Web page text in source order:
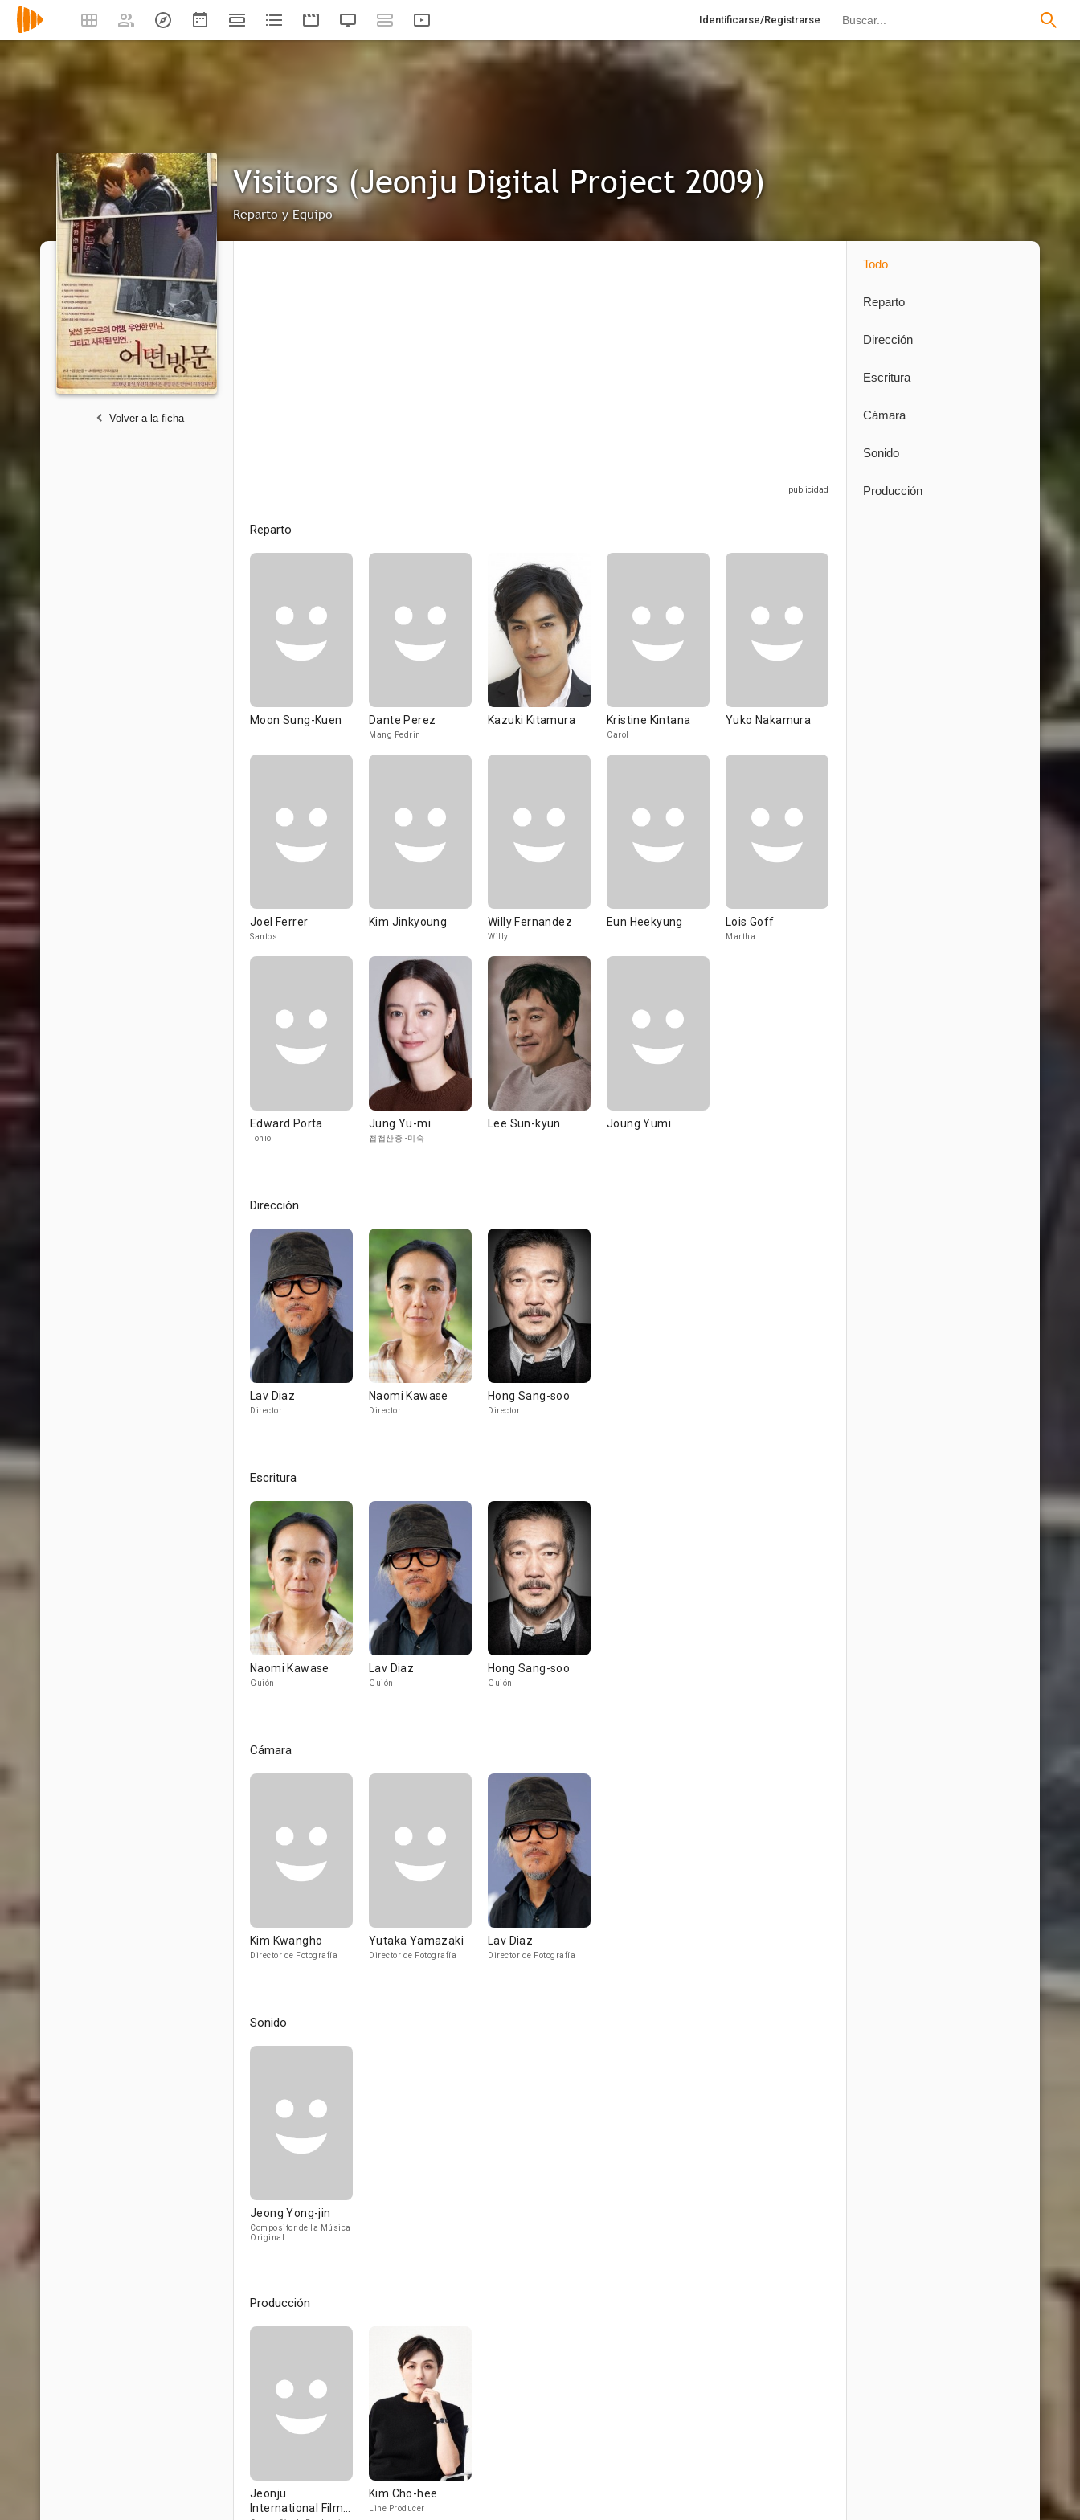
Identificarse/Registrarse
Visitors (Jeonju Digital Project 2009)
Reparto y Equipo
Volver a la ficha
Reparto
Moon Sung-Kuen Dante Perez
Mang Pedrin
Kazuki Kitamura Kristine Kintana
Carol
Yuko Nakamura
Joel Ferrer
Santos
Kim Jinkyoung Willy Fernandez
Willy
Eun Heekyung Lois Goff
Martha
Edward Porta
Tonio
Jung Yu-mi
첩첩산중 -미숙
Lee Sun-kyun Joung Yumi
Dirección
Lav Diaz
Director
Naomi Kawase
Director
Hong Sang-soo
Director
Escritura
Naomi Kawase
Guión
Lav Diaz
Guión
Hong Sang-soo
Guión
Cámara
Kim Kwangho
Director de Fotografía
Yutaka Yamazaki
Director de Fotografía
Lav Diaz
Director de Fotografía
Sonido
Jeong Yong-jin
Compositor de la Música
Original
Producción
Jeonju
International Film
Kim Cho-hee
Line Producer
Todo
Reparto
Dirección
Escritura
Cámara
Sonido
Producción